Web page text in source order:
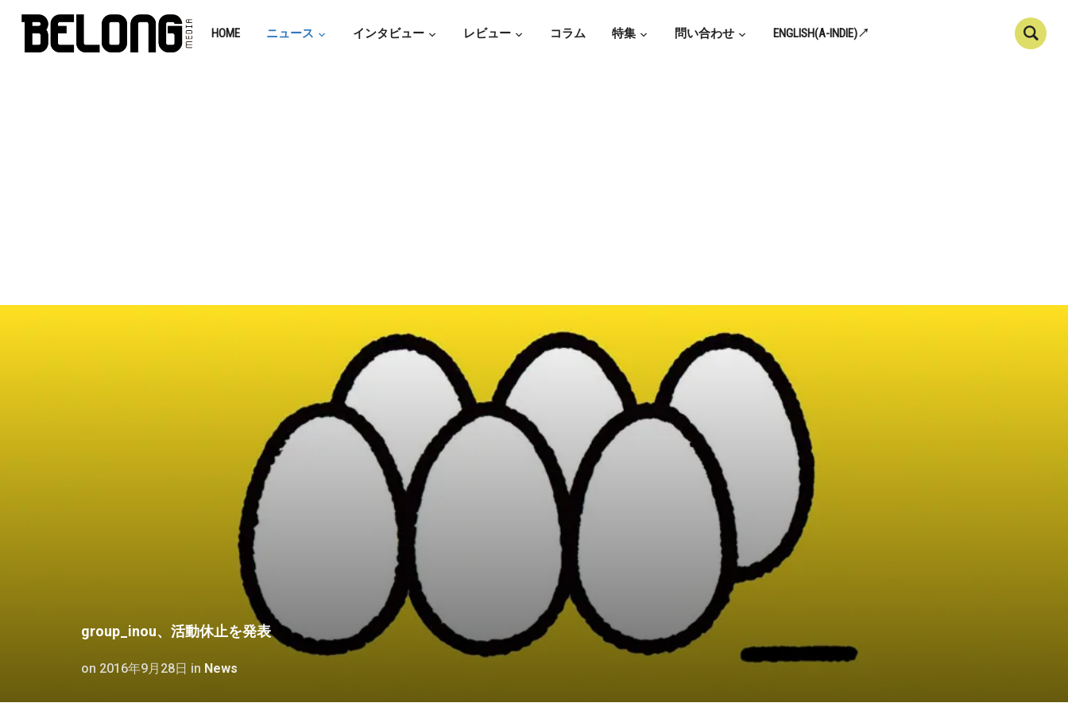
HOME ニュース インタビュー レビュー コラム 特集 問い合わせ ENGLISH(A-INDIE)↗
group_inou、活動休止を発表
on 2016年9月28日 in News